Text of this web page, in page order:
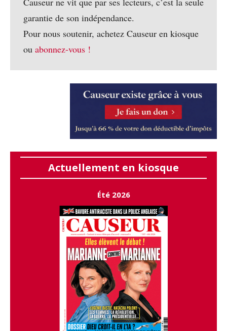
garantie de son indépendance.
Pour nous soutenir, achetez Causeur en kiosque
ou abonnez-vous !
Actuellement en kiosque
Été 2026